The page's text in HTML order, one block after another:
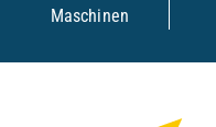
Maschinen